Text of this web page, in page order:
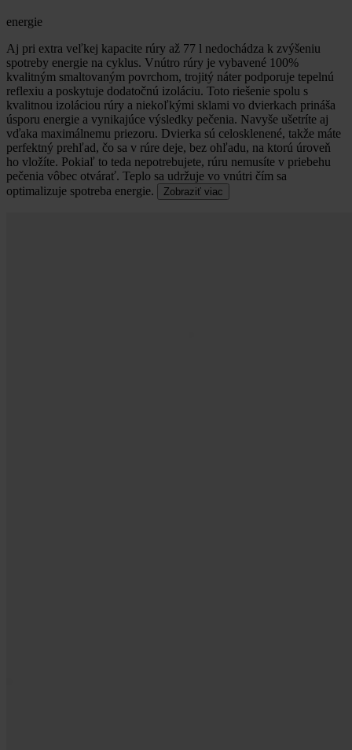
energie
Aj pri extra veľkej kapacite rúry až 77 l nedochádza k zvýšeniu
spotreby energie na cyklus. Vnútro rúry je vybavené 100%
kvalitným smaltovaným povrchom, trojitý náter podporuje tepelnú
reflexiu a poskytuje dodatočnú izoláciu. Toto riešenie spolu s
kvalitnou izoláciou rúry a niekoľkými sklami vo dvierkach prináša
úsporu energie a vynikajúce výsledky pečenia. Navyše ušetríte aj
vďaka maximálnemu priezoru. Dvierka sú celosklenené, takže máte
perfektný prehľad, čo sa v rúre deje, bez ohľadu, na ktorú úroveň
ho vložíte. Pokiaľ to teda nepotrebujete, rúru nemusíte v priebehu
pečenia vôbec otvárať. Teplo sa udržuje vo vnútri čím sa
optimalizuje spotreba energie.
Zobraziť viac